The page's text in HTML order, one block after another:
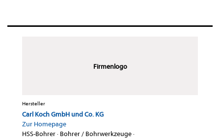
Firmenlogo
Hersteller
Carl Koch GmbH und Co. KG
Zur Homepage
HSS-Bohrer· Bohrer / Bohrwerkzeuge·